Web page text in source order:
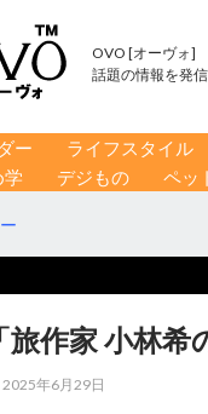
OVO [オーヴォ]
話題の情報を発
ー ライフスタイル
学 デジもの ペッ
旅作家 小林
2025年6月29日